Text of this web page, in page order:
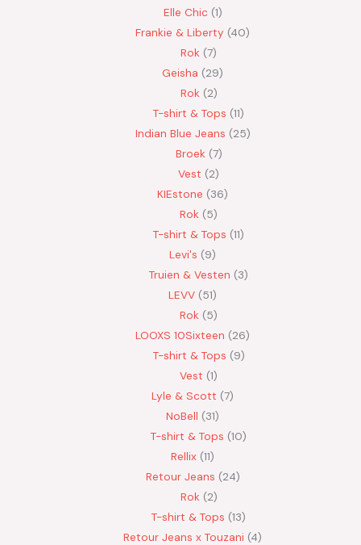
Elle Chic 1
Frankie & Liberty 40
Rok 7
Geisha
29
Rok 2
T-shirt & Tops 11
Indian Blue Jeans 25
Broek 7
Vest
2
KIEstone
36
Rok 5
T-shirt & Tops 11
Levi's
9
Truien & Vesten
3
LEVV 51
Rok 5
LOOXS 10Sixteen
26
T-shirt & Tops 9
Vest 1
Lyle & Scott 7
NoBell
31
T-shirt & Tops 10
Rellix 11
Retour Jeans 24
Rok 2
T-shirt & Tops 13
Retour Jeans x Touzani 4